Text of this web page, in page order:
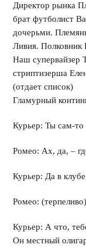
Директор рынка
брат футболист
дочерьми.
Ливия. Полковник
Наш супервайзер
стриптизерша
(отдает список)
Гламурный
Курьер: Ты сам-то
Ромео: Ах, да, –
Курьер: Да в
Ромео:
Курьер: А что,
Он местный